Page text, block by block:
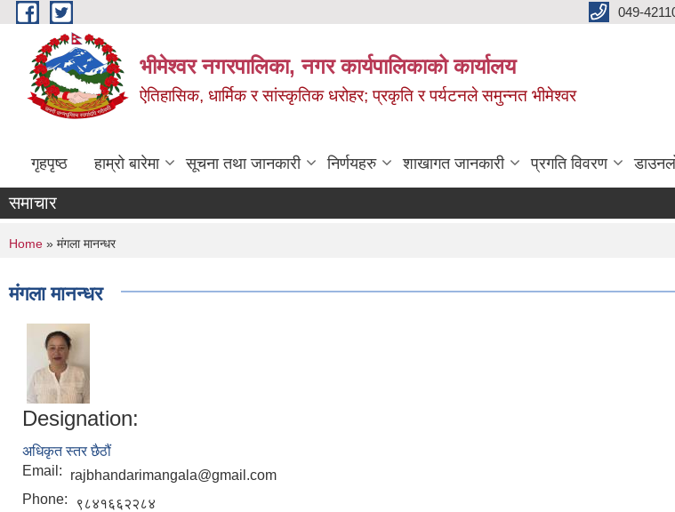
Skip to main content 049-
भीमेश्वर नगरपालिका, नगर कार्यपालिकाको कार्यालय
ऐतिहासिक, धार्मिक र सांस्कृतिक धरोहर; प्रकृति र पर्यटनले समुन्नत भीमेश्वर
गृहपृष्ठ हाम्रो बारेमा सूचना तथा जानकारी निर्णयहरु शाखागत जानकारी प्रगति विवरण
समाचार
You are here
Home » मंगला मानन्धर
मंगला मानन्धर
Designation:
अधिकृत स्तर छैठौं
Email:
rajbhandarimangala@gmail.com
Phone:
९८४१६६२२८४